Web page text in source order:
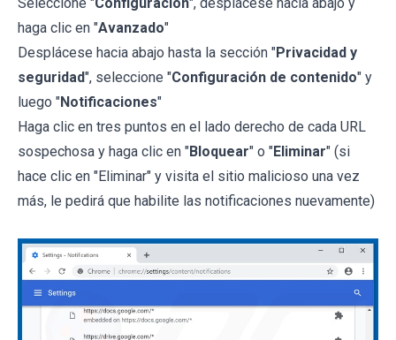
haga clic en "Avanzado"
Desplácese hacia abajo hasta la sección "Privacidad y
seguridad", seleccione "Configuración de contenido" y
luego "Notificaciones"
Haga clic en tres puntos en el lado derecho de cada URL
sospechosa y haga clic en "Bloquear" o "Eliminar" (si
hace clic en "Eliminar" y visita el sitio malicioso una vez
más, le pedirá que habilite las notificaciones nuevamente)